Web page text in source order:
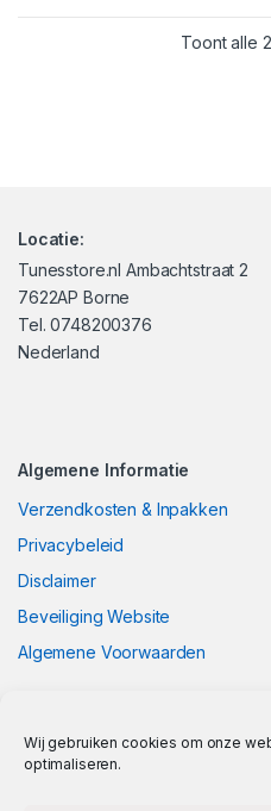
Wij gebruiken cookies om onze
optimaliseren.
Toont alle
Locatie:
Tunesstore.nl Ambachtstraat 2
7622AP Borne
Tel. 0748200376
Nederland
Algemene Informatie
Verzendkosten & Inpakken
Privacybeleid
Disclaimer
Beveiliging Website
Algemene Voorwaarden